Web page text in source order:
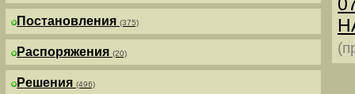
Постановления (375)
Распоряжения (20)
Решения (496)